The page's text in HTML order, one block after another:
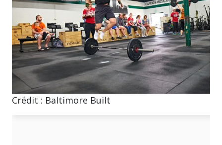
Crédit : Baltimore Built